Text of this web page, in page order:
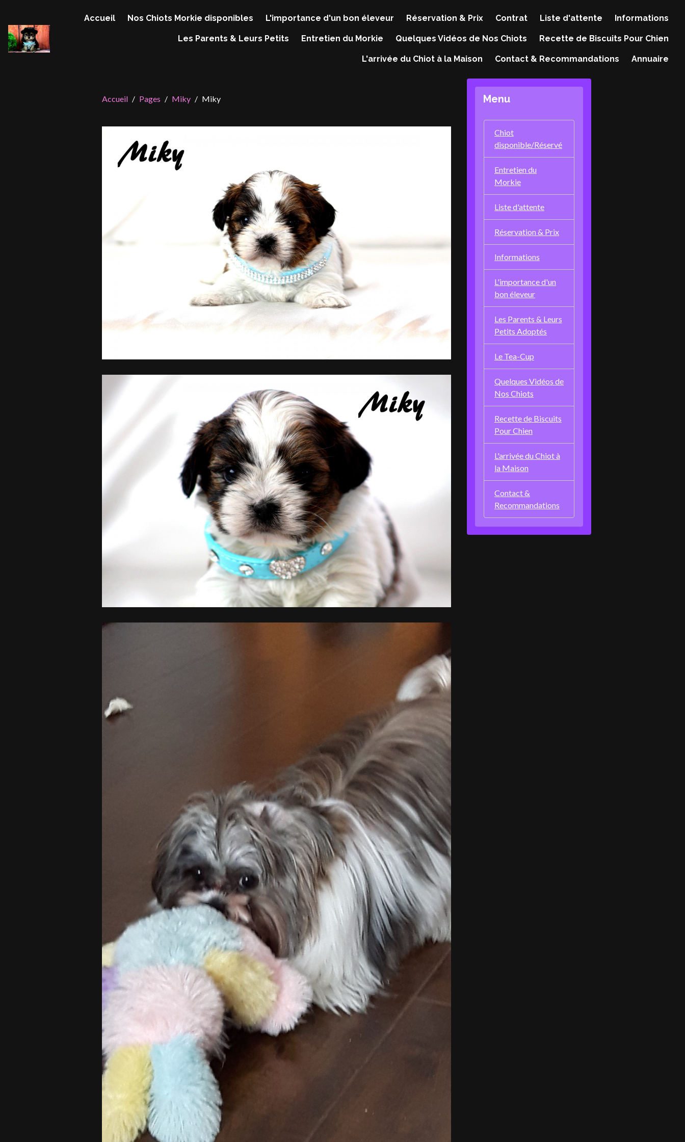
Accueil Nos Chiots Morkie disponibles L'importance d'un bon éleveur Réservation & Prix Contrat Liste d'attente Informations
Les Parents & Leurs Petits Entretien du Morkie Quelques Vidéos de Nos Chiots Recette de Biscuits Pour Chien
L'arrivée du Chiot à la Maison Contact & Recommandations Annuaire
Accueil Pages Miky Miky Menu
Chiot
disponible/Réservé
Entretien du
Morkie
Liste d'attente
Réservation & Prix
Informations
L'importance d'un
bon éleveur
Les Parents & Leurs
Petits Adoptés
Le Tea-Cup
Quelques Vidéos de
Nos Chiots
Recette de Biscuits
Pour Chien
L'arrivée du Chiot à
la Maison
Contact &
Recommandations